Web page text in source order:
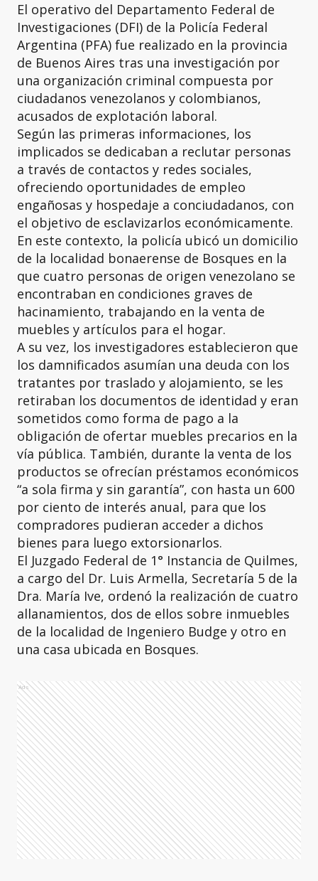
El operativo del Departamento Federal de
Investigaciones (DFI) de la Policía Federal
Argentina (PFA) fue realizado en la provincia
de Buenos Aires tras una investigación por
una organización criminal compuesta por
ciudadanos venezolanos y colombianos,
acusados de explotación laboral.
Según las primeras informaciones, los
implicados se dedicaban a reclutar personas
a través de contactos y redes sociales,
ofreciendo oportunidades de empleo
engañosas y hospedaje a conciudadanos, con
el objetivo de esclavizarlos económicamente.
En este contexto, la policía ubicó un domicilio
de la localidad bonaerense de Bosques en la
que cuatro personas de origen venezolano se
encontraban en condiciones graves de
hacinamiento, trabajando en la venta de
muebles y artículos para el hogar.
A su vez, los investigadores establecieron que
los damnificados asumían una deuda con los
tratantes por traslado y alojamiento, se les
retiraban los documentos de identidad y eran
sometidos como forma de pago a la
obligación de ofertar muebles precarios en la
vía pública. También, durante la venta de los
productos se ofrecían préstamos económicos
“a sola firma y sin garantía”, con hasta un 600
por ciento de interés anual, para que los
compradores pudieran acceder a dichos
bienes para luego extorsionarlos.
El Juzgado Federal de 1° Instancia de Quilmes,
a cargo del Dr. Luis Armella, Secretaría 5 de la
Dra. María Ive, ordenó la realización de cuatro
allanamientos, dos de ellos sobre inmuebles
de la localidad de Ingeniero Budge y otro en
una casa ubicada en Bosques.
Ads